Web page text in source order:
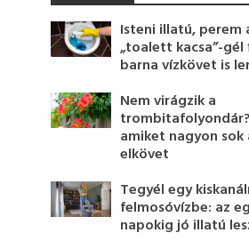
Isteni illatú, perem
„toalett kacsa”-
barna vízkövet is
Nem virágzik a
amiket nagyon
elkövet
Tegyél egy
felmosóvízbe: az
napokig jó illatú